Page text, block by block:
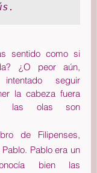
sentido como si
¿O peor aún,
seguir
la cabeza fuera
las olas son
de Filipenses,
Pablo era un
bien las